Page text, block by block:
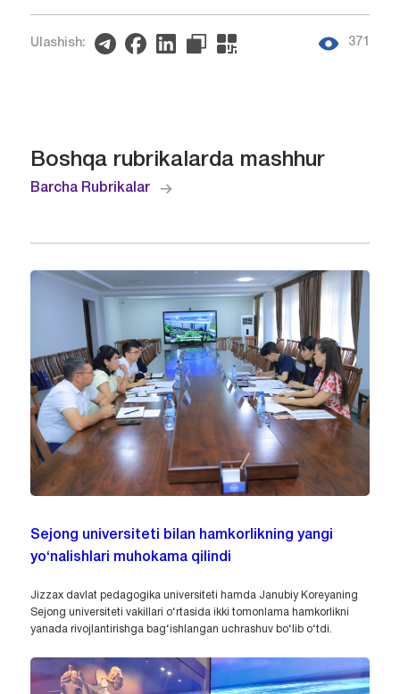
Ulashish: 371
Boshqa rubrikalarda mashhur
Barcha Rubrikalar
Sejong universiteti bilan hamkorlikning yangi
yo‘nalishlari muhokama qilindi
Jizzax davlat pedagogika universiteti hamda Janubiy Koreyaning
Sejong universiteti vakillari o‘rtasida ikki tomonlama hamkorlikni
yanada rivojlantirishga bag‘ishlangan uchrashuv bo‘lib o‘tdi.